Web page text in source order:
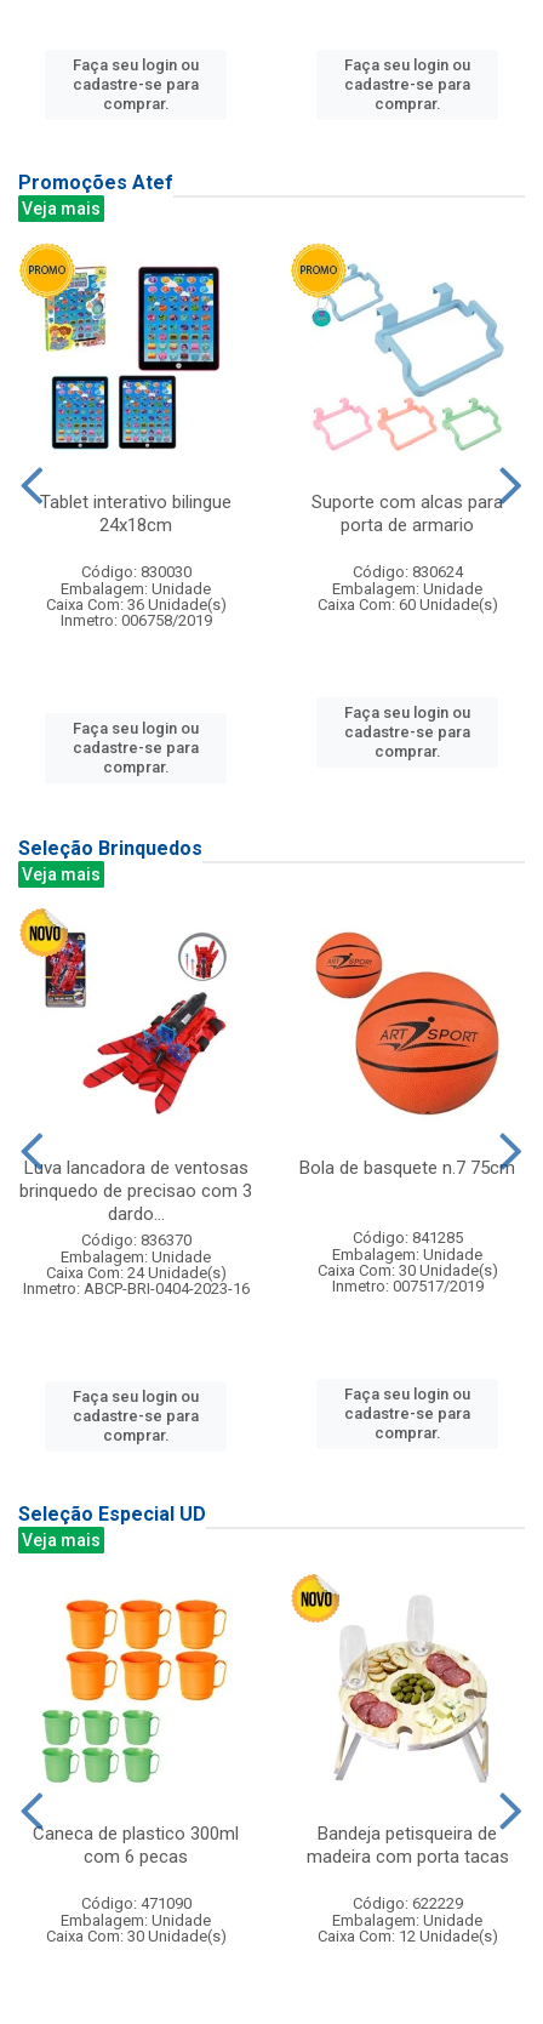
Faça seu login ou
cadastre-se para
comprar.
Faça seu login ou
cadastre-se para
comprar.
Promoções Atef
Veja mais
Tablet interativo bilingue
24x18cm
Código: 830030
Embalagem: Unidade
Caixa Com: 36 Unidade(s)
Inmetro: 006758/2019
Faça seu login ou
cadastre-se para
comprar.
Suporte com alcas para
porta de armario
Código: 830624
Embalagem: Unidade
Caixa Com: 60 Unidade(s)
Faça seu login ou
cadastre-se para
comprar.
Seleção Brinquedos
Veja mais
Luva lancadora de ventosas
brinquedo de precisao com 3
dardo...
Código: 836370
Embalagem: Unidade
Caixa Com: 24 Unidade(s)
Inmetro: ABCP-BRI-0404-2023-16
Faça seu login ou
cadastre-se para
comprar.
Bola de basquete n.7 75cm
Código: 841285
Embalagem: Unidade
Caixa Com: 30 Unidade(s)
Inmetro: 007517/2019
Faça seu login ou
cadastre-se para
comprar.
Seleção Especial UD
Veja mais
Caneca de plastico 300ml
com 6 pecas
Código: 471090
Embalagem: Unidade
Caixa Com: 30 Unidade(s)
Bandeja petisqueira de
madeira com porta tacas
Código: 622229
Embalagem: Unidade
Caixa Com: 12 Unidade(s)